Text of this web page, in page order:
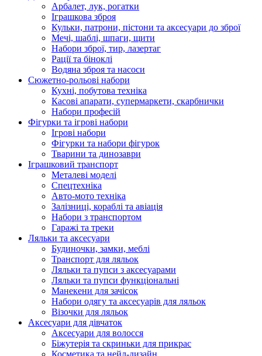
Арбалет, лук, рогатки
Іграшкова зброя
Кульки, патрони, пістони та аксесуари до зброї
Мечі, шаблі, шпаги, щити
Набори зброї, тир, лазертаг
Рації та біноклі
Водяна зброя та насоси
Сюжетно-рольові набори
Кухні, побутова техніка
Касові апарати, супермаркети, скарбнички
Набори професій
Фігурки та ігрові набори
Ігрові набори
Фігурки та набори фігурок
Тварини та динозаври
Іграшковий транспорт
Металеві моделі
Спецтехніка
Авто-мото техніка
Залізниці, кораблі та авіація
Набори з транспортом
Гаражі та треки
Ляльки та аксесуари
Будиночки, замки, меблі
Транспорт для ляльок
Ляльки та пупси з аксесуарами
Ляльки та пупси функціональні
Манекени для зачісок
Набори одягу та аксесуарів для ляльок
Візочки для ляльок
Аксесуари для дівчаток
Аксесуари для волосся
Біжутерія та скриньки для прикрас
Косметика та нейл-дизайн